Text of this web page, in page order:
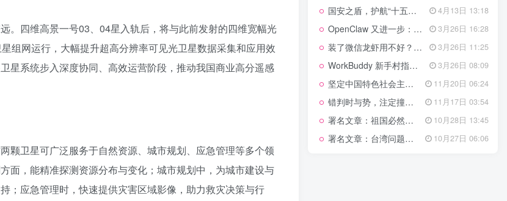
。四维高景一号03、04星入轨后，将与此前发射的四维宽幅光
组网运行，大幅提升超高分辨率可见光卫星数据采集和应用效
星系统步入深度协同、高效运营阶段，推动我国商业高分遥感
颗卫星可广泛服务于自然资源、城市规划、应急管理等多个领
面，能精准探测资源分布与变化；城市规划中，为城市建设与
；应急管理时，快速提供灾害区域影像，助力救灾决策与行
国安之盾，护航“十五五”新征程 4月13日 13:18
OpenClaw 又进一步：微信直连+安全检测+版本切换 3月26日 16:28
装了微信龙虾用不好？3步让你轻松指挥AI干活！ 3月26日 11:25
WorkBuddy 新手村指南：10 个核心技巧帮你解锁满级虾🦞！ 3月26日 08:09
坚定中国特色社会主义法治的政治定力 11月20日 06:24
错判时与势，注定撞南墙 11月17日 03:54
署名文章：祖国必然统一势不可挡 10月28日 13:45
署名文章：台湾问题的由来和性质 10月27日 06:06
管理网站时如何提高百度权重？ 11月9日 15:44
以教为学
知识拓展
199篇文章
国安之盾，护航“十五五”新征程 4月13日 13:18